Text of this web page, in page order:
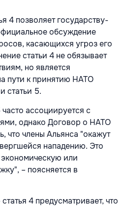
4 позволяет государству-
обсуждение
касающихся угроз его
статьи 4 не обязывает
но является
пути к принятию НАТО
статьи 5.
ассоциируется с
однако Договор о НАТО
что члены Альянса "окажут
нападению. Это
или
– поясняется в
4 предусматривает, что